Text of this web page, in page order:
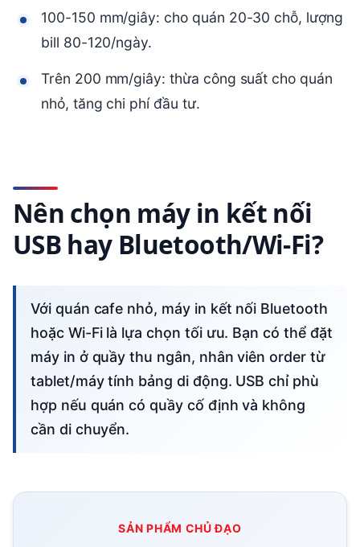
100-150 mm/giây: cho quán 20-30 chỗ, lượng
bill 80-120/ngày.
Trên 200 mm/giây: thừa công suất cho quán
nhỏ, tăng chi phí đầu tư.
Nên chọn máy in kết nối
USB hay Bluetooth/Wi-Fi?
Với quán cafe nhỏ, máy in kết nối Bluetooth
hoặc Wi-Fi là lựa chọn tối ưu. Bạn có thể đặt
máy in ở quầy thu ngân, nhân viên order từ
tablet/máy tính bảng di động. USB chỉ phù
hợp nếu quán có quầy cố định và không
cần di chuyển.
SẢN PHẨM CHỦ ĐẠO